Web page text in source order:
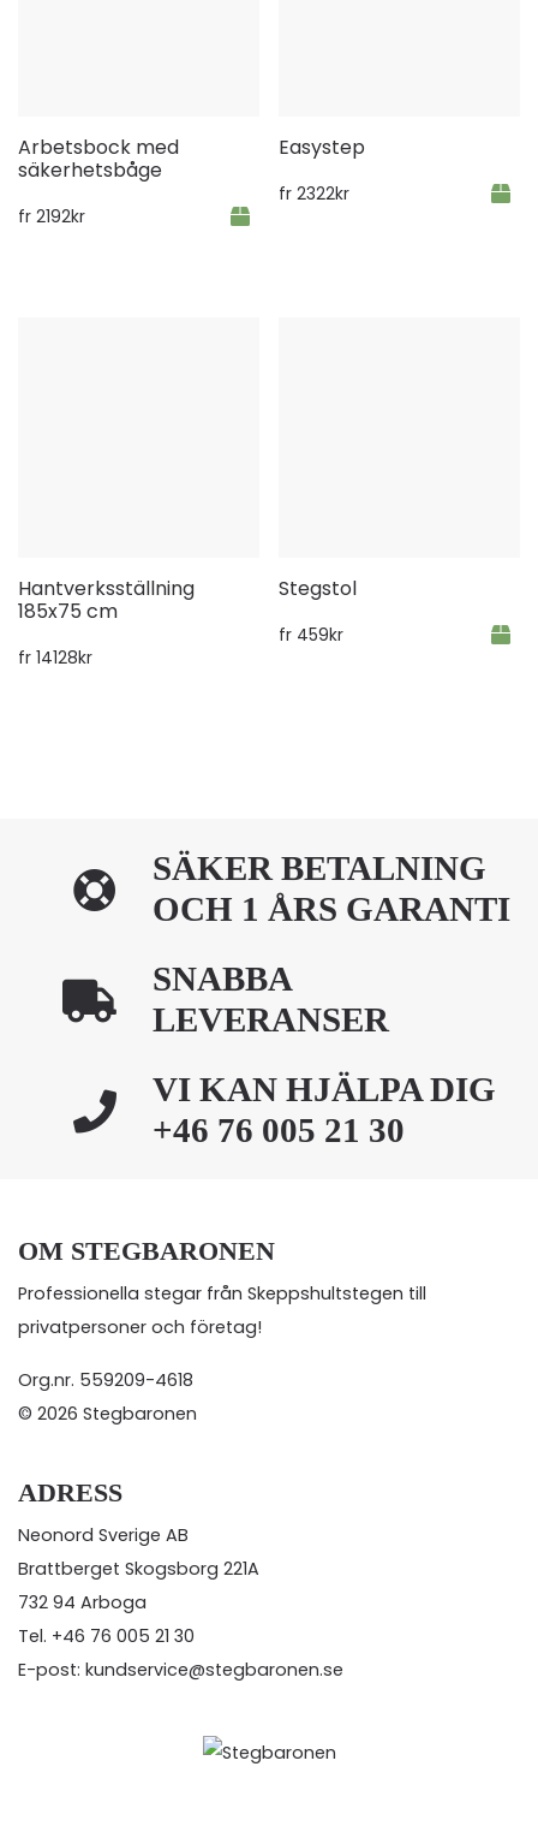
Arbetsbock med
säkerhetsbåge
fr 2192kr
Easystep
fr2322kr
Hantverksställning
185x75 cm
fr 14128kr
Stegstol
fr 459kr
SÄKER BETALNING
OCH 1 ÅRS GARANTI
SNABBA
LEVERANSER
VI KAN HJÄLPA DIG
+46 76 005 21 30
OM STEGBARONEN
Professionella stegar från Skeppshultstegen till
privatpersoner och företag!
Org.nr. 559209-4618
© 2026 Stegbaronen
ADRESS
Neonord Sverige AB
Brattberget Skogsborg 221A
732 94 Arboga
Tel. +46 76 005 21 30
E-post: kundservice@stegbaronen.se